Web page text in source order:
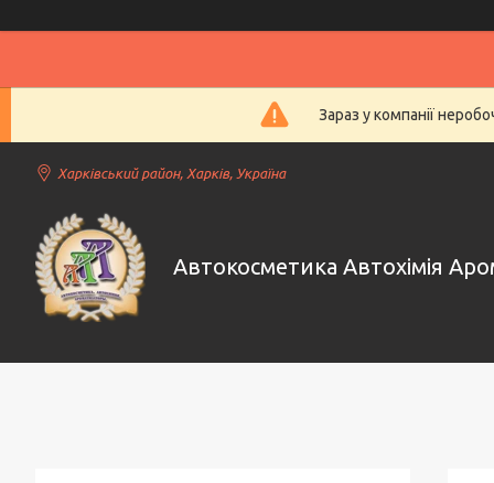
Зараз у компанії
Харківський район, Харків, Україна
Автокосметика Автохімія